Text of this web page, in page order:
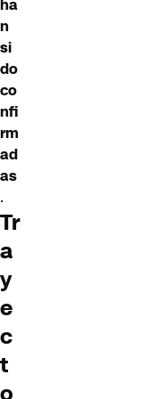
ha
n
si
do
co
nfi
rm
ad
as
.
Tr
a
y
e
c
t